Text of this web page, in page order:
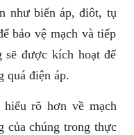
như biến áp, điôt, tụ
bảo vệ mạch và tiếp
sẽ được kích hoạt để
quá điện áp.
rõ hơn về mạch
của chúng trong thực